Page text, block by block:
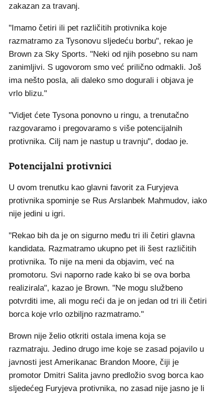
zakazan za travanj.
"Imamo četiri ili pet različitih protivnika koje
razmatramo za Tysonovu sljedeću borbu", rekao je
Brown za Sky Sports. "Neki od njih posebno su nam
zanimljivi. S ugovorom smo već prilično odmakli. Još
ima nešto posla, ali daleko smo dogurali i objava je
vrlo blizu."
"Vidjet ćete Tysona ponovno u ringu, a trenutačno
razgovaramo i pregovaramo s više potencijalnih
protivnika. Cilj nam je nastup u travnju", dodao je.
Potencijalni protivnici
U ovom trenutku kao glavni favorit za Furyjeva
protivnika spominje se Rus Arslanbek Mahmudov, iako
nije jedini u igri.
"Rekao bih da je on sigurno među tri ili četiri glavna
kandidata. Razmatramo ukupno pet ili šest različitih
protivnika. To nije na meni da objavim, već na
promotoru. Svi naporno rade kako bi se ova borba
realizirala", kazao je Brown. "Ne mogu službeno
potvrditi ime, ali mogu reći da je on jedan od tri ili četiri
borca koje vrlo ozbiljno razmatramo."
Brown nije želio otkriti ostala imena koja se
razmatraju. Jedino drugo ime koje se zasad pojavilo u
javnosti jest Amerikanac Brandon Moore, čiji je
promotor Dmitri Salita javno predložio svog borca kao
sljedećeg Furyjeva protivnika, no zasad nije jasno je li